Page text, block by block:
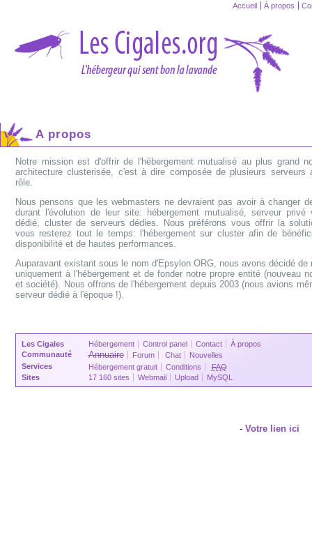
Accueil À propos
A propos
Notre mission est d'offrir de l'hébergement mutualisé au plus grand
architecture clusterisée, c'est à dire composée de plusieurs serveurs
rôle.
Nous pensons que les webmasters ne devraient pas avoir à changer
durant l'évolution de leur site: hébergement mutualisé, serveur privé
dédié, cluster de serveurs dédies. Nous préférons vous offrir la
vous resterez tout le temps: l'hébergement sur cluster afin de
disponibilité et de hautes performances.
Auparavant existant sous le nom d'Epsylon.ORG, nous avons décidé de
uniquement à l'hébergement et de fonder notre propre entité (nouveau
et société). Nous offrons de l'hébergement depuis 2003 (nous avions
serveur dédié à l'époque !).
Les Cigales Hébergement Control panel Contact
À propos
Communauté
Annuaire Forum Chat
Nouvelles
Services
Hébergement gratuit Conditions
FAQ
Sites
17 160 sites Webmail Upload MySQL
- Votre lien ici